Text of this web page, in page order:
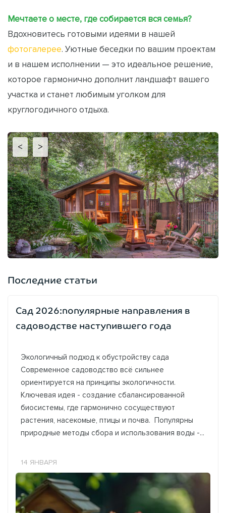
Мечтаете о месте, где собирается вся семья?
Вдохновитесь готовыми идеями в нашей
фотогалерее. Уютные беседки по вашим проектам
и в нашем исполнении — это идеальное решение,
которое гармонично дополнит ландшафт вашего
участка и станет любимым уголком для
круглогодичного отдыха.
< >
Последние статьи
Сад 2026:популярные направления в
садоводстве наступившего года
Экологичный подход к обустройству сада
Современное садоводство всё сильнее
ориентируется на принципы экологичности.
Ключевая идея - создание сбалансированной
биосистемы, где гармонично сосуществуют
растения, насекомые, птицы и почва. Популярны
природные методы сбора и использования воды -...
14 ЯНВАРЯ